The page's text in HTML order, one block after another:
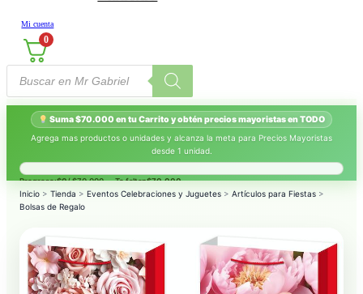
Mi cuenta
0
Búsqueda
productos
Suma $70.000 en tu Carrito y obtén precios mayoristas en TODO
Agrega mas productos o unidades y alcanza la meta para Precios Mayoristas
desde 1 unidad.
Progreso:$0/ $70.000 — Te faltan$70.000.
Inicio > Tienda > Eventos Celebraciones y Juguetes > Artículos para Fiestas >
Bolsas de Regalo